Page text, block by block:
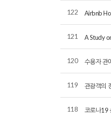
122 Airbnb
121 A Study
120 수용자 관
119 관광객의
118 코로나19